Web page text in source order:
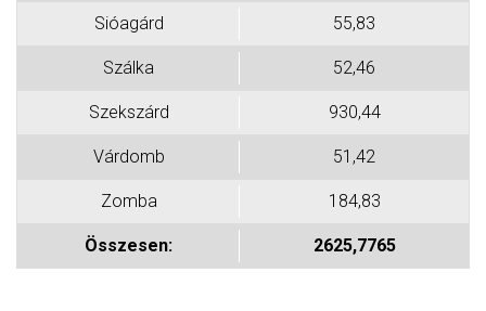
Sióagárd 55,83
Szálka 52,46
Szekszárd 930,44
Várdomb 51,42
Zomba 184,83
Összesen: 2625,7765